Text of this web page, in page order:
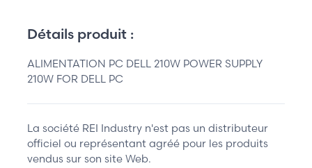
Détails produit :
ALIMENTATION PC DELL 210W POWER SUPPLY
210W FOR DELL PC
La société REI Industry n'est pas un distributeur
officiel ou représentant agréé pour les produits
vendus sur son site Web.